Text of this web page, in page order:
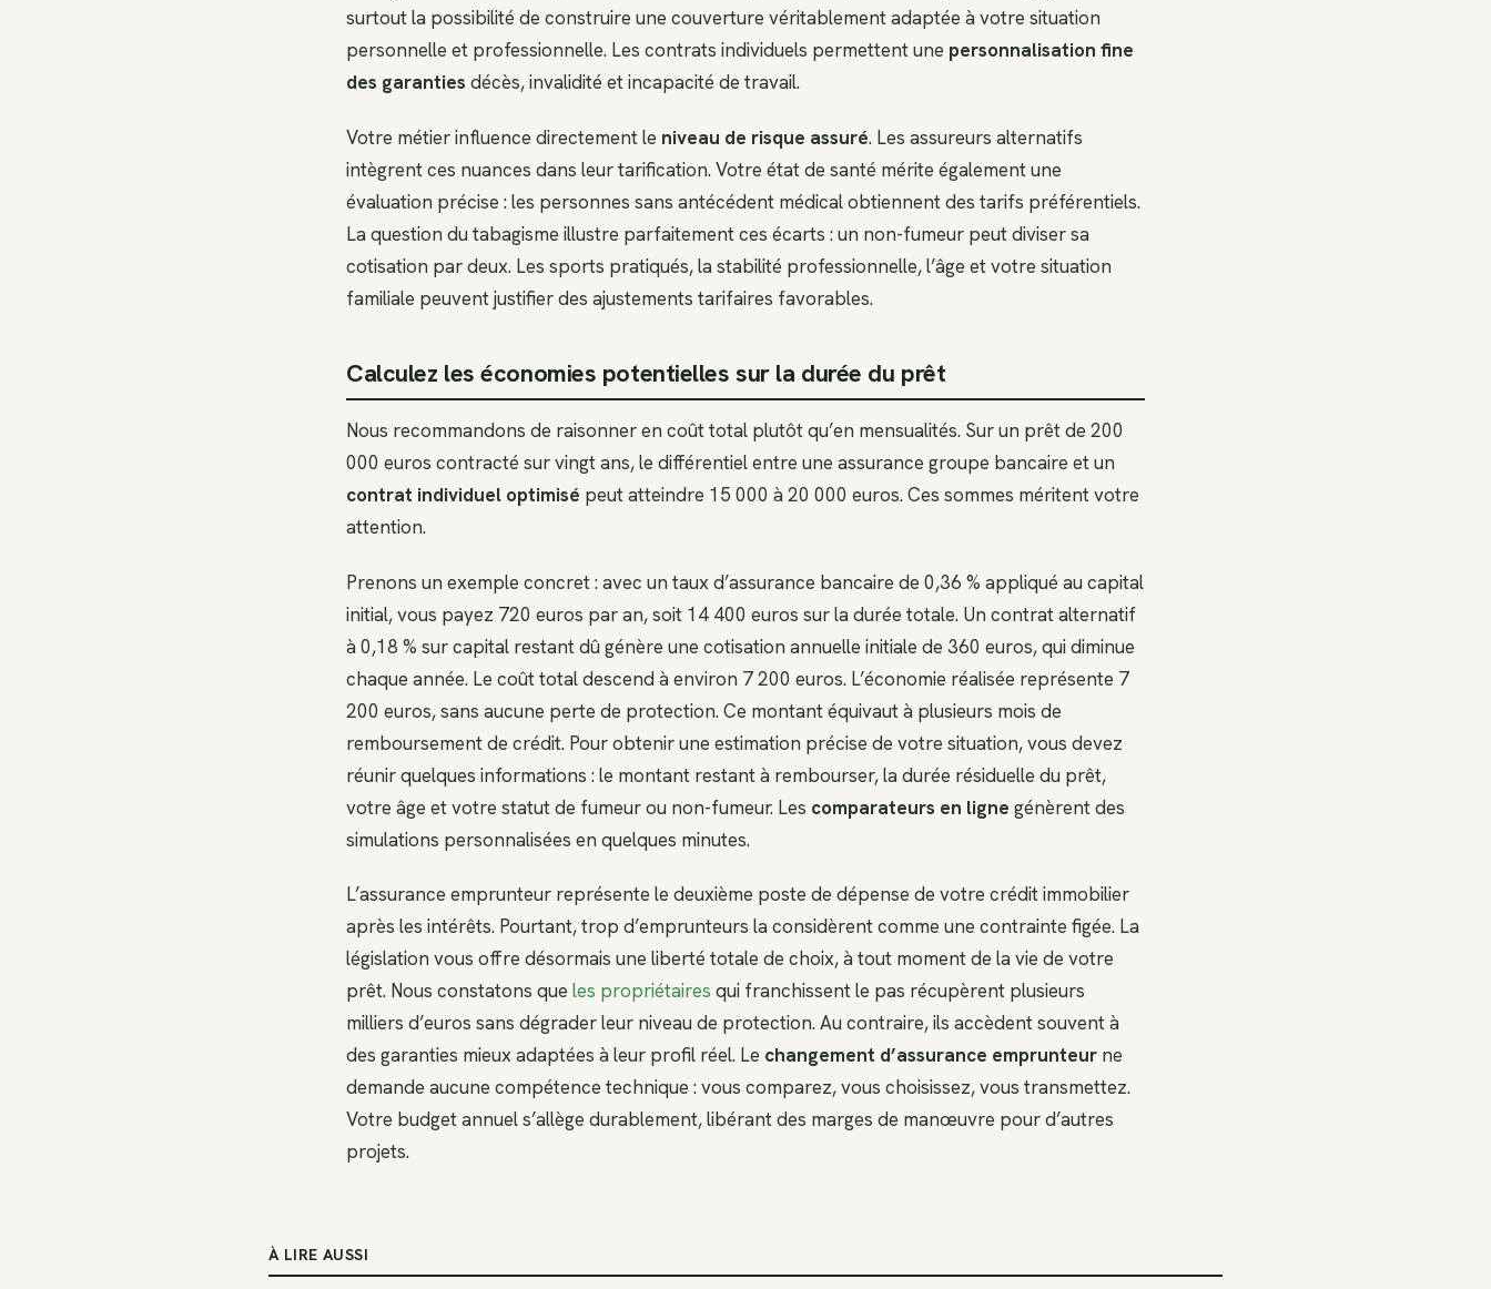
surtout la possibilité de construire une couverture véritablement adaptée à votre situation
personnelle et professionnelle. Les contrats individuels permettent une personnalisation fine
des garanties décès, invalidité et incapacité de travail.
Votre métier influence directement le niveau de risque assuré. Les assureurs alternatifs
intègrent ces nuances dans leur tarification. Votre état de santé mérite également une
évaluation précise : les personnes sans antécédent médical obtiennent des tarifs préférentiels.
La question du tabagisme illustre parfaitement ces écarts : un non-fumeur peut diviser sa
cotisation par deux. Les sports pratiqués, la stabilité professionnelle, l’âge et votre situation
familiale peuvent justifier des ajustements tarifaires favorables.
Calculez les économies potentielles sur la durée du prêt
Nous recommandons de raisonner en coût total plutôt qu’en mensualités. Sur un prêt de 200
000 euros contracté sur vingt ans, le différentiel entre une assurance groupe bancaire et un
contrat individuel optimisé peut atteindre 15 000 à 20 000 euros. Ces sommes méritent votre
attention.
Prenons un exemple concret : avec un taux d’assurance bancaire de 0,36 % appliqué au capital
initial, vous payez 720 euros par an, soit 14 400 euros sur la durée totale. Un contrat alternatif
à 0,18 % sur capital restant dû génère une cotisation annuelle initiale de 360 euros, qui diminue
chaque année. Le coût total descend à environ 7 200 euros. L’économie réalisée représente 7
200 euros, sans aucune perte de protection. Ce montant équivaut à plusieurs mois de
remboursement de crédit. Pour obtenir une estimation précise de votre situation, vous devez
réunir quelques informations : le montant restant à rembourser, la durée résiduelle du prêt,
votre âge et votre statut de fumeur ou non-fumeur. Les comparateurs en ligne génèrent des
simulations personnalisées en quelques minutes.
L’assurance emprunteur représente le deuxième poste de dépense de votre crédit immobilier
après les intérêts. Pourtant, trop d’emprunteurs la considèrent comme une contrainte figée. La
législation vous offre désormais une liberté totale de choix, à tout moment de la vie de votre
prêt. Nous constatons que les propriétaires qui franchissent le pas récupèrent plusieurs
milliers d’euros sans dégrader leur niveau de protection. Au contraire, ils accèdent souvent à
des garanties mieux adaptées à leur profil réel. Le changement d’assurance emprunteur ne
demande aucune compétence technique : vous comparez, vous choisissez, vous transmettez.
Votre budget annuel s’allège durablement, libérant des marges de manœuvre pour d’autres
projets.
À LIRE AUSSI